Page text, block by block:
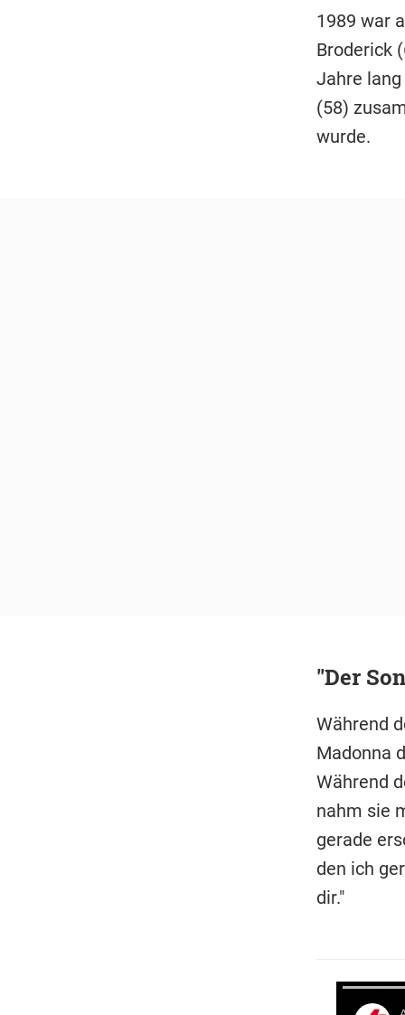
1989 war
Broderick
Jahre
(58)
wurde.
"Der
Während
Madonna
Während
nahm sie
gerade
den ich
dir."